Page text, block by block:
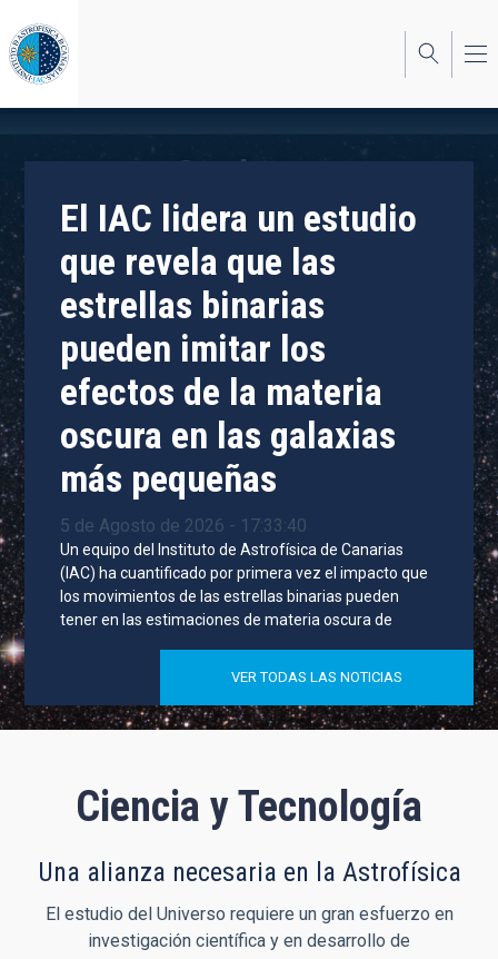
al
contenido
principal
El IAC lidera un estudio
que revela que las
estrellas binarias
pueden imitar los
efectos de la materia
oscura en las galaxias
más pequeñas
5 de Agosto de 2026 - 17:33:40
Un equipo del Instituto de Astrofísica de Canarias
(IAC) ha cuantificado por primera vez el impacto que
los movimientos de las estrellas binarias pueden
tener en las estimaciones de materia oscura de
VER TODAS LAS NOTICIAS
Ciencia y Tecnología
Una alianza necesaria en la Astrofísica
El estudio del Universo requiere un gran esfuerzo en
investigación científica y en desarrollo de